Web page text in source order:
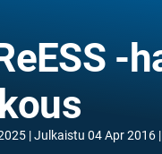
-
Julkaistu 04 Apr 2016